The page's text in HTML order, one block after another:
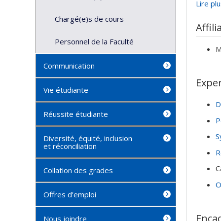
Entré
Lire
Chargé(e)s de cours
Personnel de la Faculté
Communication
Vie étudiante
Réussite étudiante
Diversité, équité, inclusion
et réconciliation
Collation des grades
Offres d’emploi
Nous joindre